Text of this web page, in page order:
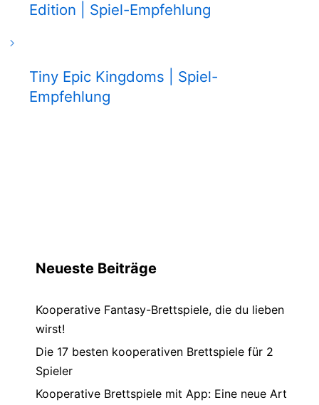
Edition | Spiel-Empfehlung
Tiny Epic Kingdoms | Spiel-
Empfehlung
Neueste Beiträge
Kooperative Fantasy-Brettspiele, die du lieben
wirst!
Die 17 besten kooperativen Brettspiele für 2
Spieler
Kooperative Brettspiele mit App: Eine neue Art